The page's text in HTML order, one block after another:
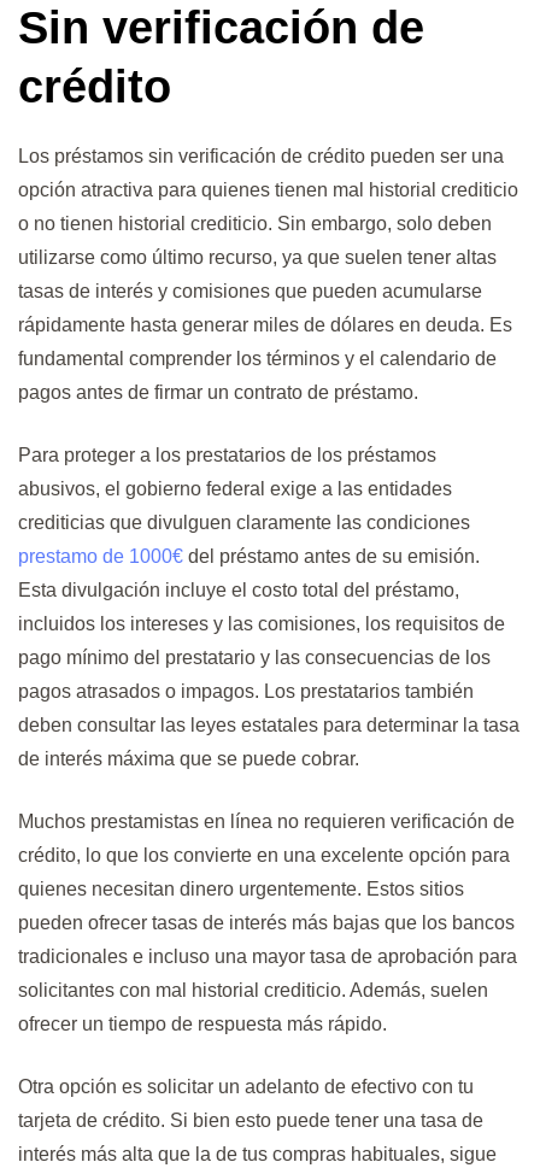
Sin verificación de
crédito
Los préstamos sin verificación de crédito pueden ser una
opción atractiva para quienes tienen mal historial crediticio
o no tienen historial crediticio. Sin embargo, solo deben
utilizarse como último recurso, ya que suelen tener altas
tasas de interés y comisiones que pueden acumularse
rápidamente hasta generar miles de dólares en deuda. Es
fundamental comprender los términos y el calendario de
pagos antes de firmar un contrato de préstamo.
Para proteger a los prestatarios de los préstamos
abusivos, el gobierno federal exige a las entidades
crediticias que divulguen claramente las condiciones
prestamo de 1000€ del préstamo antes de su emisión.
Esta divulgación incluye el costo total del préstamo,
incluidos los intereses y las comisiones, los requisitos de
pago mínimo del prestatario y las consecuencias de los
pagos atrasados ​​o impagos. Los prestatarios también
deben consultar las leyes estatales para determinar la tasa
de interés máxima que se puede cobrar.
Muchos prestamistas en línea no requieren verificación de
crédito, lo que los convierte en una excelente opción para
quienes necesitan dinero urgentemente. Estos sitios
pueden ofrecer tasas de interés más bajas que los bancos
tradicionales e incluso una mayor tasa de aprobación para
solicitantes con mal historial crediticio. Además, suelen
ofrecer un tiempo de respuesta más rápido.
Otra opción es solicitar un adelanto de efectivo con tu
tarjeta de crédito. Si bien esto puede tener una tasa de
interés más alta que la de tus compras habituales, sigue